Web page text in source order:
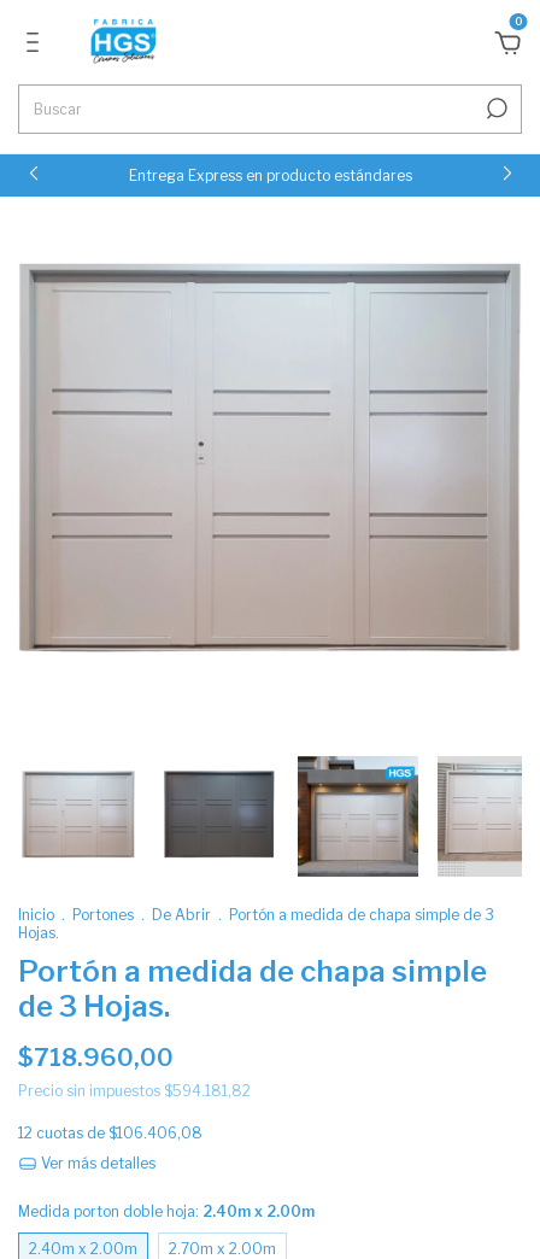
0
Entrega Express en producto estándares
Inicio . Portones . De Abrir . Portón a medida de chapa simple de 3
Hojas.
Portón a medida de chapa simple
de 3 Hojas.
$718.960,00
Precio sin impuestos $594.181,82
12 cuotas de $106.406,08
Ver más detalles
Medida porton doble hoja: 2.40m x 2.00m
2.40m x 2.00m 2.70m x 2.00m